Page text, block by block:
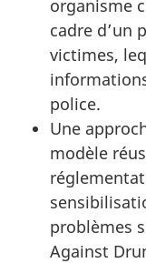
organisme
cadre d’un
victimes,
police.
Une
modèle
problèmes
Against